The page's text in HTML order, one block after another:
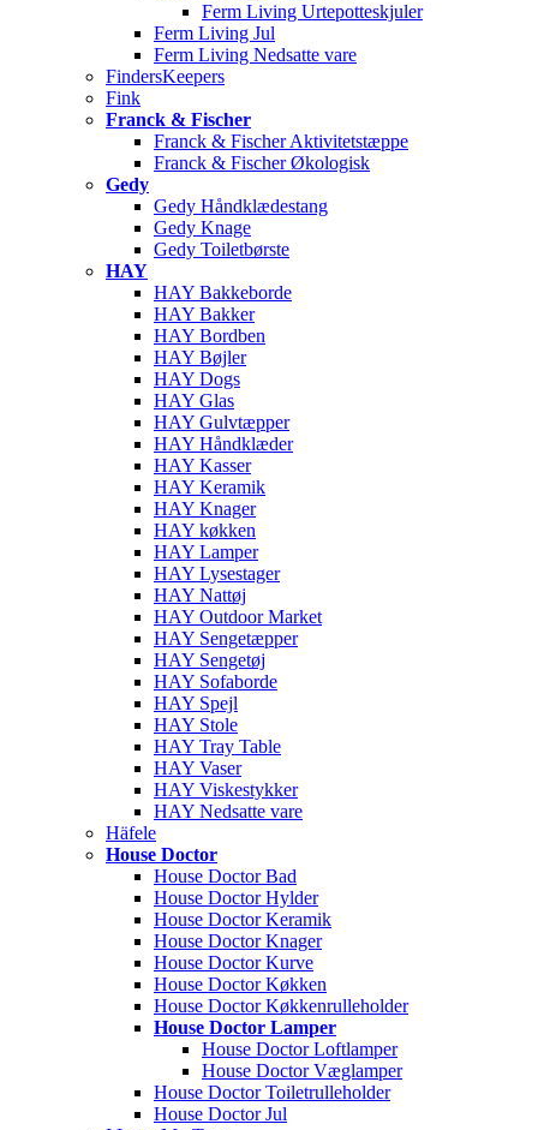
Ferm Living Urtepotteskjuler
Ferm Living Jul
Ferm Living Nedsatte vare
FindersKeepers
Fink
Franck & Fischer
Franck & Fischer Aktivitetstæppe
Franck & Fischer Økologisk
Gedy
Gedy Håndklædestang
Gedy Knage
Gedy Toiletbørste
HAY
HAY Bakkeborde
HAY Bakker
HAY Bordben
HAY Bøjler
HAY Dogs
HAY Glas
HAY Gulvtæpper
HAY Håndklæder
HAY Kasser
HAY Keramik
HAY Knager
HAY køkken
HAY Lamper
HAY Lysestager
HAY Nattøj
HAY Outdoor Market
HAY Sengetæpper
HAY Sengetøj
HAY Sofaborde
HAY Spejl
HAY Stole
HAY Tray Table
HAY Vaser
HAY Viskestykker
HAY Nedsatte vare
Häfele
House Doctor
House Doctor Bad
House Doctor Hylder
House Doctor Keramik
House Doctor Knager
House Doctor Kurve
House Doctor Køkken
House Doctor Køkkenrulleholder
House Doctor Lamper
House Doctor Loftlamper
House Doctor Væglamper
House Doctor Toiletrulleholder
House Doctor Jul